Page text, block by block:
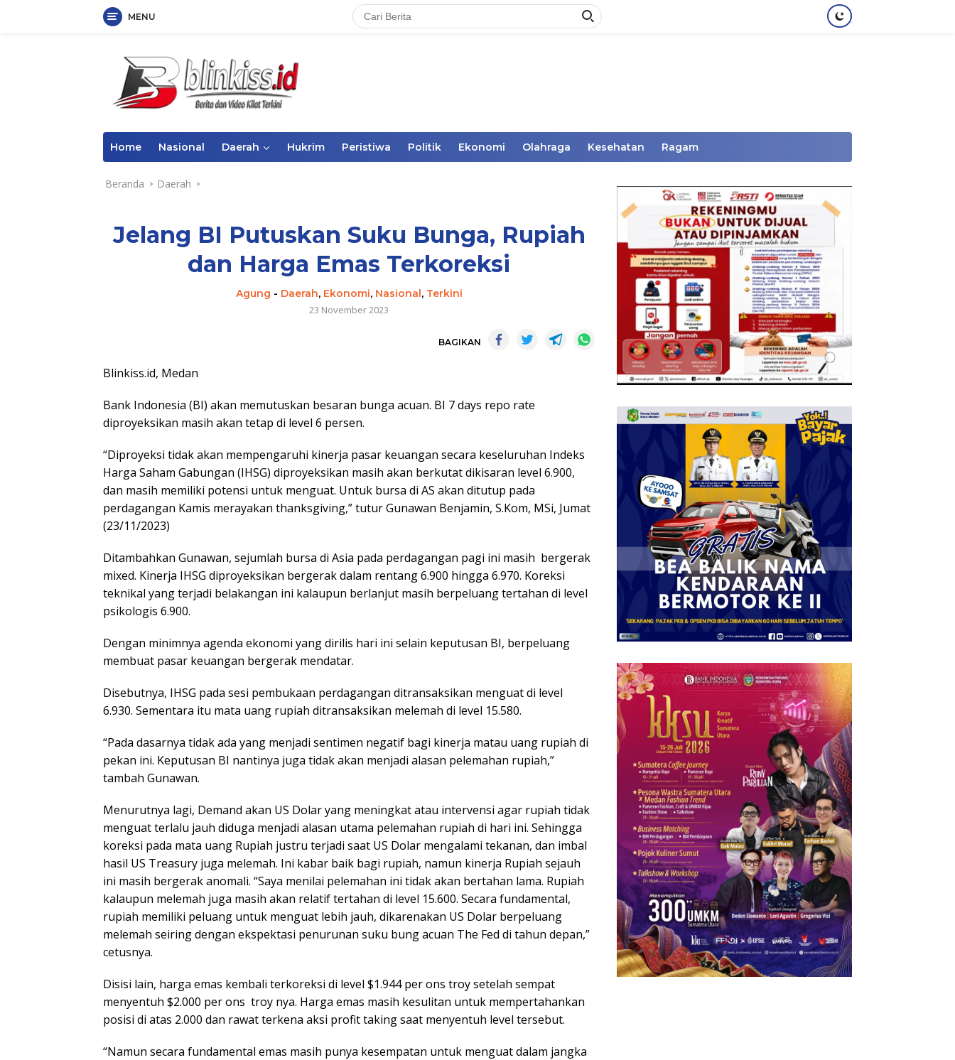
MENU
Home Nasional Daerah Hukrim Peristiwa Politik Ekonomi Olahraga Kesehatan Ragam
Beranda Daerah
Jelang BI Putuskan Suku Bunga, Rupiah
dan Harga Emas Terkoreksi
Agung - Daerah, Ekonomi, Nasional, Terkini
23 November 2023
BAGIKAN
Blinkiss.id, Medan
Bank Indonesia (BI) akan memutuskan besaran bunga acuan. BI 7 days repo rate
diproyeksikan masih akan tetap di level 6 persen.
“Diproyeksi tidak akan mempengaruhi kinerja pasar keuangan secara keseluruhan Indeks
Harga Saham Gabungan (IHSG) diproyeksikan masih akan berkutat dikisaran level 6.900,
dan masih memiliki potensi untuk menguat. Untuk bursa di AS akan ditutup pada
perdagangan Kamis merayakan thanksgiving,” tutur Gunawan Benjamin, S.Kom, MSi, Jumat
(23/11/2023)
Ditambahkan Gunawan, sejumlah bursa di Asia pada perdagangan pagi ini masih bergerak
mixed. Kinerja IHSG diproyeksikan bergerak dalam rentang 6.900 hingga 6.970. Koreksi
teknikal yang terjadi belakangan ini kalaupun berlanjut masih berpeluang tertahan di level
psikologis 6.900.
Dengan minimnya agenda ekonomi yang dirilis hari ini selain keputusan BI, berpeluang
membuat pasar keuangan bergerak mendatar.
Disebutnya, IHSG pada sesi pembukaan perdagangan ditransaksikan menguat di level
6.930. Sementara itu mata uang rupiah ditransaksikan melemah di level 15.580.
“Pada dasarnya tidak ada yang menjadi sentimen negatif bagi kinerja matau uang rupiah di
pekan ini. Keputusan BI nantinya juga tidak akan menjadi alasan pelemahan rupiah,”
tambah Gunawan.
Menurutnya lagi, Demand akan US Dolar yang meningkat atau intervensi agar rupiah tidak
menguat terlalu jauh diduga menjadi alasan utama pelemahan rupiah di hari ini. Sehingga
koreksi pada mata uang Rupiah justru terjadi saat US Dolar mengalami tekanan, dan imbal
hasil US Treasury juga melemah. Ini kabar baik bagi rupiah, namun kinerja Rupiah sejauh
ini masih bergerak anomali. “Saya menilai pelemahan ini tidak akan bertahan lama. Rupiah
kalaupun melemah juga masih akan relatif tertahan di level 15.600. Secara fundamental,
rupiah memiliki peluang untuk menguat lebih jauh, dikarenakan US Dolar berpeluang
melemah seiring dengan ekspektasi penurunan suku bung acuan The Fed di tahun depan,”
cetusnya.
Disisi lain, harga emas kembali terkoreksi di level $1.944 per ons troy setelah sempat
menyentuh $2.000 per ons troy nya. Harga emas masih kesulitan untuk mempertahankan
posisi di atas 2.000 dan rawat terkena aksi profit taking saat menyentuh level tersebut.
“Namun secara fundamental emas masih punya kesempatan untuk menguat dalam jangka